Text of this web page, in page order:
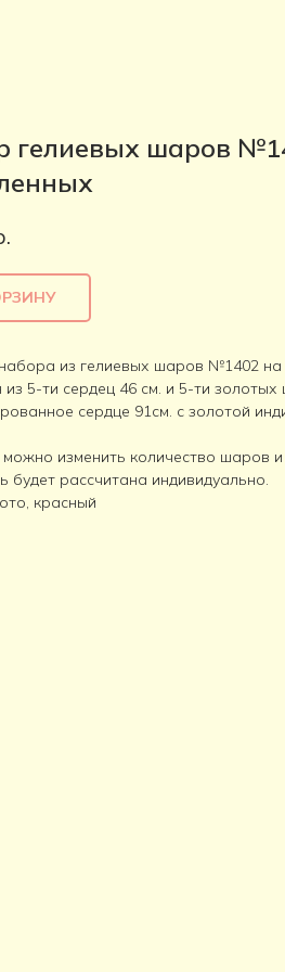
гелиевых шаров
из гелиевых шаров №1402
5-ти сердец 46 см. и 5-ти
сердце 91см. с золотой
изменить количество шаров и
будет рассчитана индивидуально.
красный